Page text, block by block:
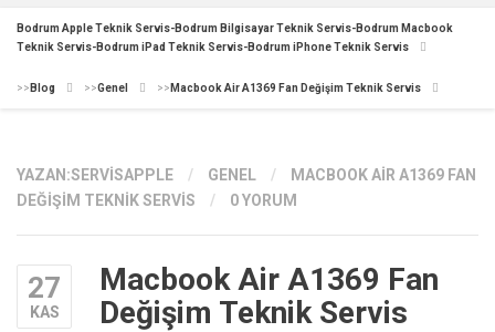
Bodrum Apple Teknik Servis-Bodrum Bilgisayar Teknik Servis-Bodrum Macbook
Teknik Servis-Bodrum iPad Teknik Servis-Bodrum iPhone Teknik Servis
>> Blog >>Genel >> Macbook Air A1369 Fan Değişim Teknik Servis
YAZAN:SERVISAPPLE / GENEL /
MACBOOK AIR A1369 FAN
DEĞIŞIM TEKNIK SERVIS
/ 0 YORUM
27
KAS
Macbook Air A1369 Fan
Değişim Teknik Servis